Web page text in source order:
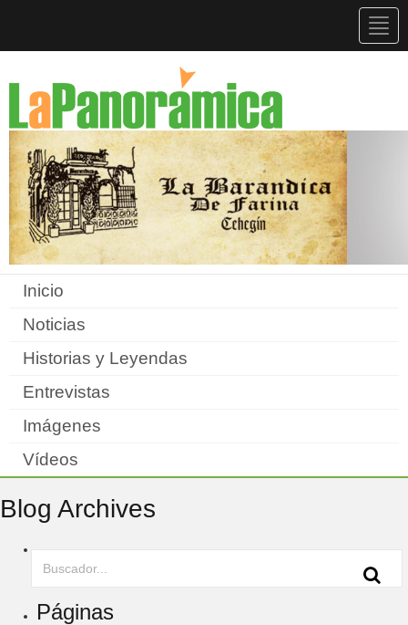
Inicio
Noticias
Historias y Leyendas
Entrevistas
Imágenes
Vídeos
Blog Archives
Páginas